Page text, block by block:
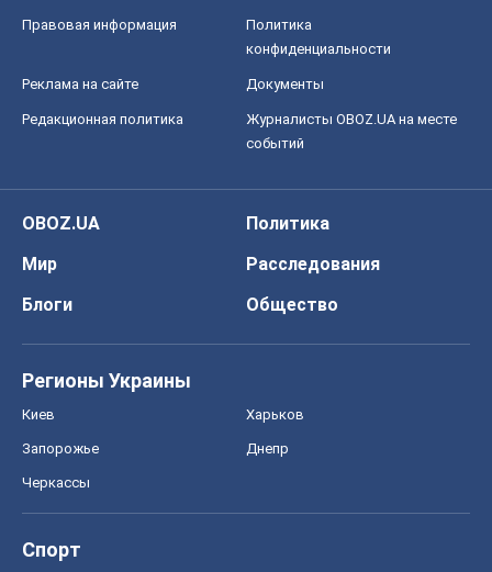
Правовая информация
Политика
конфиденциальности
Реклама на сайте Документы
Редакционная политика
Журналисты OBOZ.UA на месте
событий
OBOZ.UA
Политика
Мир
Расследования
Блоги
Общество
Регионы Украины
Киев Харьков
Запорожье Днепр
Черкассы
Спорт